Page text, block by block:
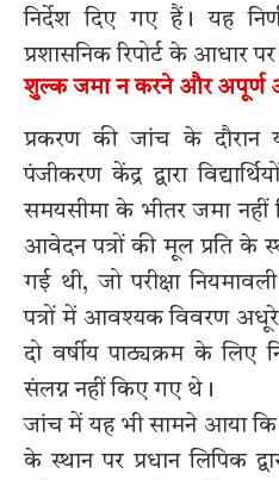
निर्देश दिए गए हैं। यह
प्रशासनिक रिपोर्ट के आधार
शुल्क जमा न करने और अपूर्ण
प्रकरण की जांच के दौरान
पंजीकरण केंद्र द्वारा
समयसीमा के भीतर जमा नहीं
आवेदन पत्रों की मूल प्रति के
गई थी, जो परीक्षा
पत्रों में आवश्यक विवरण अधूरे
दो वर्षीय पाठ्यक्रम के लिए
संलग्न नहीं किए गए थे।
जांच में यह भी सामने आया कि
के स्थान पर प्रधान लिपिक